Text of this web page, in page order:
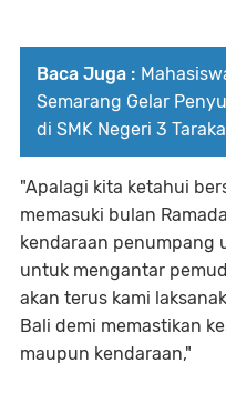
Baca Juga :
Semarang Gelar
di SMK Negeri 3
​"Apalagi kita ketahui
memasuki bulan
kendaraan penumpang
untuk mengantar
akan terus kami
Bali demi memastikan
maupun kendaraan,"